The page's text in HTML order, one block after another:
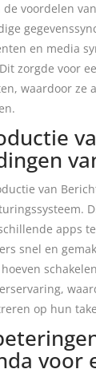
de voordelen
en media
zorgde voor
waardoor ze
van
apps
snel en
op hun
voor